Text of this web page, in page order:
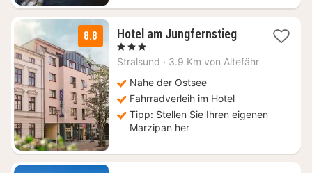
8.8 Hotel am Jungfernstieg1
ab
, 3 Sterne
Stralsund · 3.9 Km von Altefähr
Nahe der Ostsee
Fahrradverleih im Hotel
Tipp: Stellen Sie Ihren eigenen
Marzipan her